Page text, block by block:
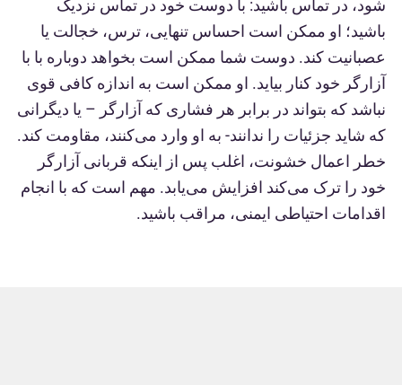
شود، در تماس باشید: با دوست خود در تماس نزدیک
باشید؛ او ممکن است احساس تنهایی، ترس، خجالت یا
عصبانیت کند. دوست شما ممکن است بخواهد دوباره با با
آزارگر خود کنار بیاید. او ممکن است به اندازه کافی قوی
نباشد که بتواند در برابر هر فشاری که آزارگر – یا دیگرانی
که شاید جزئیات را ندانند- به او وارد می‌کنند، مقاومت کند.
خطر اعمال خشونت، اغلب پس از اینکه قربانی آزارگر
خود را ترک می‌کند افزایش می‌یابد. مهم است که با انجام
اقدامات احتیاطی ایمنی، مراقب باشید.